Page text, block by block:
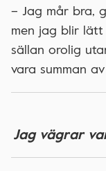
– Jag mår bra,
men jag blir
sällan orolig
vara summan
Jag vägrar